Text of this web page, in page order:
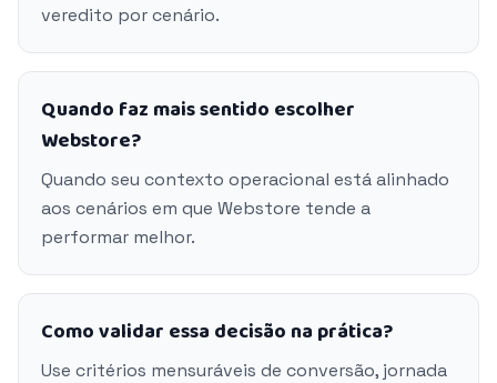
veredito por cenário.
Quando faz mais sentido escolher
Webstore?
Quando seu contexto operacional está alinhado
aos cenários em que Webstore tende a
performar melhor.
Como validar essa decisão na prática?
Use critérios mensuráveis de conversão, jornada